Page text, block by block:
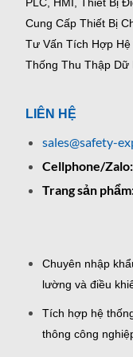
Cung Cấp Thiết Bị
Tư Vấn Tích Hợp
Thống Thu Thập Dữ
LIÊN HỆ
sales@safety-
Cellphone/Zalo:
Trang sản
Chuyên nhập
lường và điều
Tích hợp hệ
thông công